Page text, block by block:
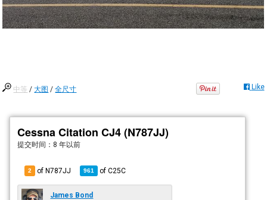
中等 /大图 /全尺寸 Like
Cessna Citation CJ4 (N787JJ)
提交时间： 8 年以前
2 of N787JJ 961 ofC25C
James Bond